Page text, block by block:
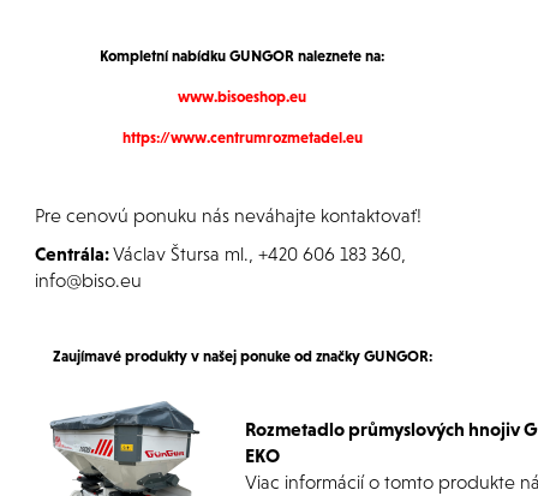
Kompletní nabídku GUNGOR naleznete na:
www.bisoeshop.eu
https://www.centrumrozmetadel.eu
Pre cenovú ponuku nás neváhajte kontaktovať!
Centrála:Václav Štursa ml., +420 606 183 360,
info@biso.eu
Zaujímavé produkty v našej ponuke od značky GUNGOR:
Rozmetadlo průmyslových hnojiv
EKO
Viac informácií o tomto produkte